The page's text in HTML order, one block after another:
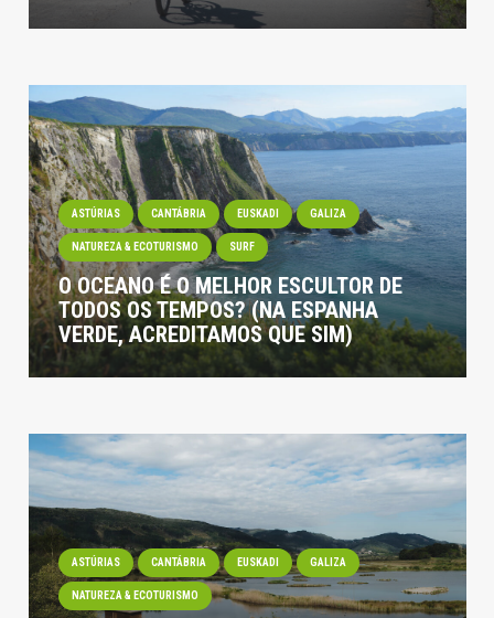
ASTÚRIAS CANTÁBRIA EUSKADI GALIZA
NATUREZA & ECOTURISMO SURF
O OCEANO É O MELHOR ESCULTOR DE
TODOS OS TEMPOS? (NA ESPANHA
VERDE, ACREDITAMOS QUE SIM)
ASTÚRIAS CANTÁBRIA EUSKADI GALIZA
NATUREZA & ECOTURISMO